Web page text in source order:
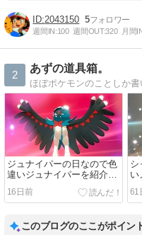
2043150 5
週間IN:100 週間OUT:320 月間
2
あずの道具箱。
ジュナイパーの日なので色
違いジュナイパーを紹介し
ます(剣盾版)。
16日前
シ
い
61
このブログのここがポイン